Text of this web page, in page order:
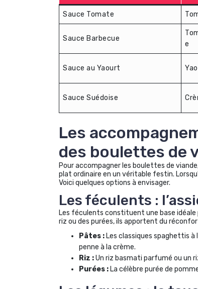
Sauce Tomate
Sauce Barbecue
e
Sauce au Yaourt
Sauce Suédoise
Les
des boulettes de
Pour accompagner les boulettes de
plat ordinaire en un véritable festin.
Voici quelques options à envisager.
Les féculents :
Les féculents constituent une base idéale
riz ou des purées, ils apportent du
Pâtes : Les classiques spaghettis
penne à la crème.
Riz :Un riz basmati parfumé ou un
Purées : La célèbre purée de